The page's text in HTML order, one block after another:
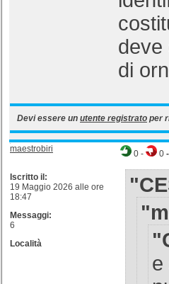
deve
di
Devi essere un utente registrato per
maestrobiri
Iscritto il:
19 Maggio 2026 alle ore
18:47
Messaggi:
6
Località
0 - 0
e